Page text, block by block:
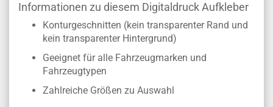
Informationen zu diesem Digitaldruck Aufkleber
Konturgeschnitten (kein transparenter Rand und
kein transparenter Hintergrund)
Geeignet für alle Fahrzeugmarken und
Fahrzeugtypen
Zahlreiche Größen zu Auswahl